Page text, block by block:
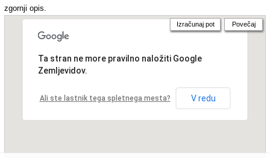
zgornji opis.
Ta stran ne more pravilno naložiti Google
Zemljevidov.
Ali ste lastnik tega spletnega mesta? V redu
Izračunaj pot Povečaj